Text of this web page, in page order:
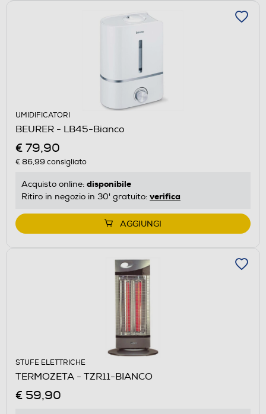
UMIDIFICATORI
BEURER - LB45-Bianco
€ 79,90
€ 86,99 consigliato
Acquisto online: disponibile
Ritiro in negozio in 30' gratuito: verifica
AGGIUNGI
STUFE ELETTRICHE
TERMOZETA - TZR11-BIANCO
€ 59,90